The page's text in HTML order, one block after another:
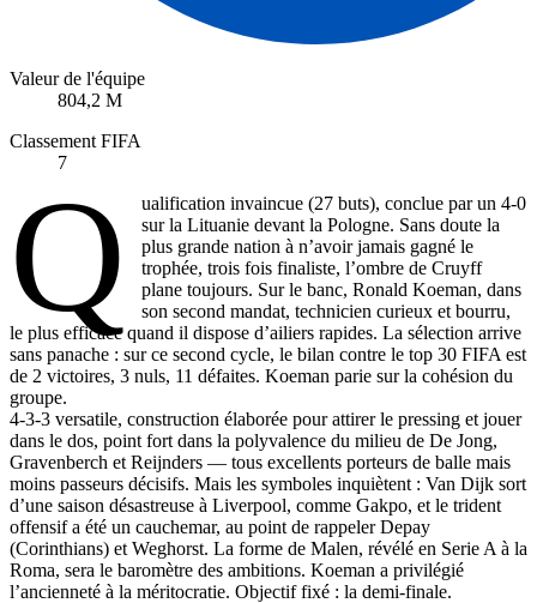
Valeur de l'équipe
804,2 M
Classement FIFA
7
Q
ualification invaincue (27 buts), conclue par un 4-0
sur la Lituanie devant la Pologne. Sans doute la
plus grande nation à n’avoir jamais gagné le
trophée, trois fois finaliste, l’ombre de Cruyff
plane toujours. Sur le banc, Ronald Koeman, dans
son second mandat, technicien curieux et bourru,
le plus efficace quand il dispose d’ailiers rapides. La sélection arrive
sans panache : sur ce second cycle, le bilan contre le top 30 FIFA est
de 2 victoires, 3 nuls, 11 défaites. Koeman parie sur la cohésion du
groupe.
4-3-3 versatile, construction élaborée pour attirer le pressing et jouer
dans le dos, point fort dans la polyvalence du milieu de De Jong,
Gravenberch et Reijnders — tous excellents porteurs de balle mais
moins passeurs décisifs. Mais les symboles inquiètent : Van Dijk sort
d’une saison désastreuse à Liverpool, comme Gakpo, et le trident
offensif a été un cauchemar, au point de rappeler Depay
(Corinthians) et Weghorst. La forme de Malen, révélé en Serie A à la
Roma, sera le baromètre des ambitions. Koeman a privilégié
l’ancienneté à la méritocratie. Objectif fixé : la demi-finale.